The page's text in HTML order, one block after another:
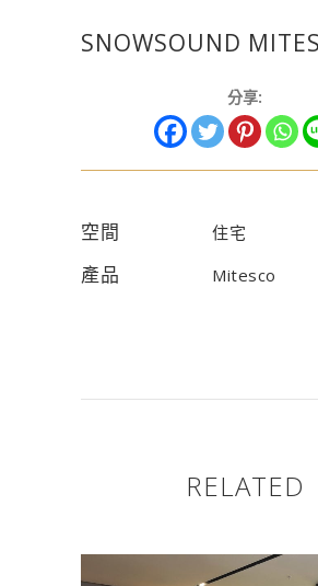
SNOWSOUND
分享:
空間 住宅
產品 Mitesco
RELATED